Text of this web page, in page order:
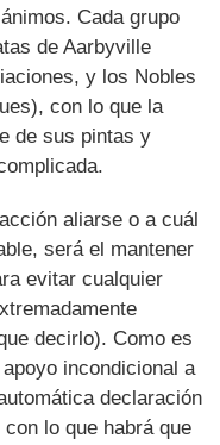
Cada grupo
de Aarbyville
y los Nobles
con lo que la
de sus pintas y
aliarse o a cuál
será el mantener
evitar cualquier
decirlo). Como es
incondicional a
declaración
lo que habrá que